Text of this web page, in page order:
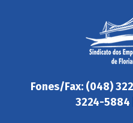
Fones/Fax: (048)
3224-5884